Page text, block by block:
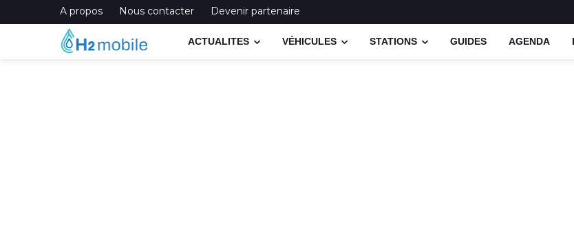
A propos Nous contacter Devenir partenaire
ACTUALITES VÉHICULES STATIONS GUIDES AGENDA